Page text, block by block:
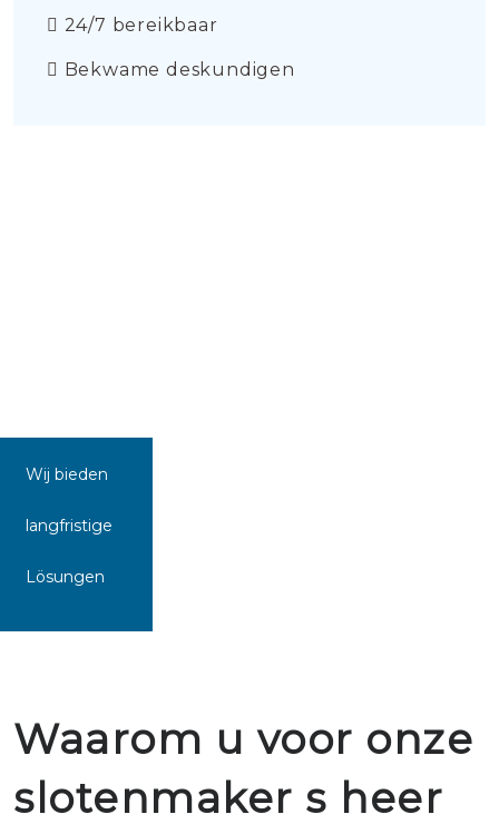
24/7 bereikbaar
Bekwame deskundigen
Wij bieden
langfristige
Lösungen
Waarom u voor onze
slotenmaker s heer